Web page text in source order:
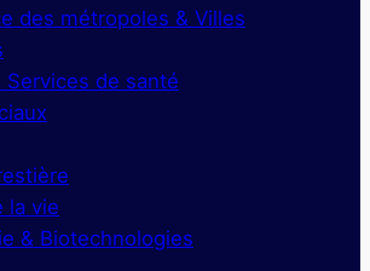
des métropoles & Villes
Services de santé
la vie
& Biotechnologies